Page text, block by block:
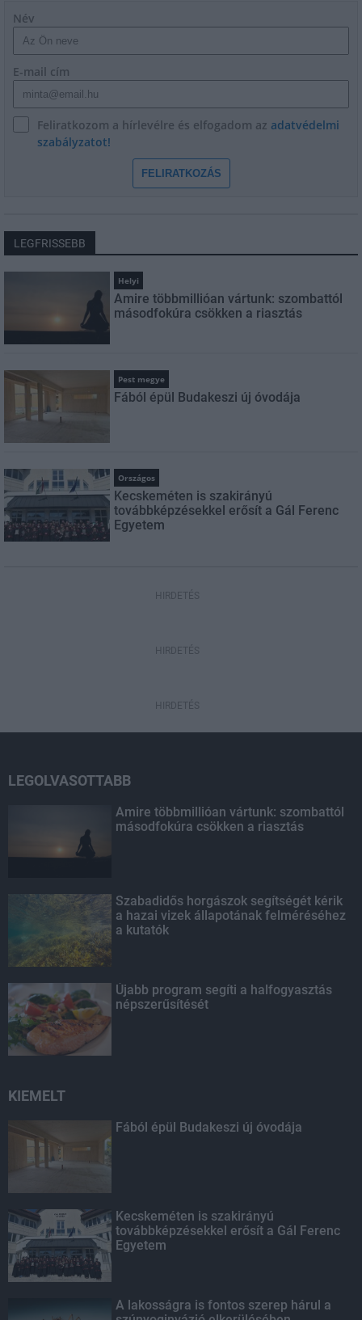
Név
E-mail cím
Feliratkozom a hírlevélre és elfogadom az adatvédelmi
szabályzatot!
FELIRATKOZÁS
LEGFRISSEBB
Helyi
Amire többmillióan vártunk: szombattól
másodfokúra csökken a riasztás
Pest megye
Fából épül Budakeszi új óvodája
Országos
Kecskeméten is szakirányú
továbbképzésekkel erősít a Gál Ferenc
Egyetem
HIRDETÉS
HIRDETÉS
HIRDETÉS
LEGOLVASOTTABB
Amire többmillióan vártunk: szombattól
másodfokúra csökken a riasztás
Szabadidős horgászok segítségét kérik
a hazai vizek állapotának felméréséhez
a kutatók
Újabb program segíti a halfogyasztás
népszerűsítését
KIEMELT
Fából épül Budakeszi új óvodája
Kecskeméten is szakirányú
továbbképzésekkel erősít a Gál Ferenc
Egyetem
A lakosságra is fontos szerep hárul a